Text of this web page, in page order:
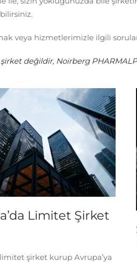
veya hizmetlerimizle ilgili
değildir, Noirberg
Limitet Şirket
limitet şirket kurup Avrupa’ya